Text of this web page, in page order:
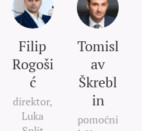
Filip
Rogoši
ć
direktor,
Luka
Tomisl
av
Škrebl
in
pomoćni